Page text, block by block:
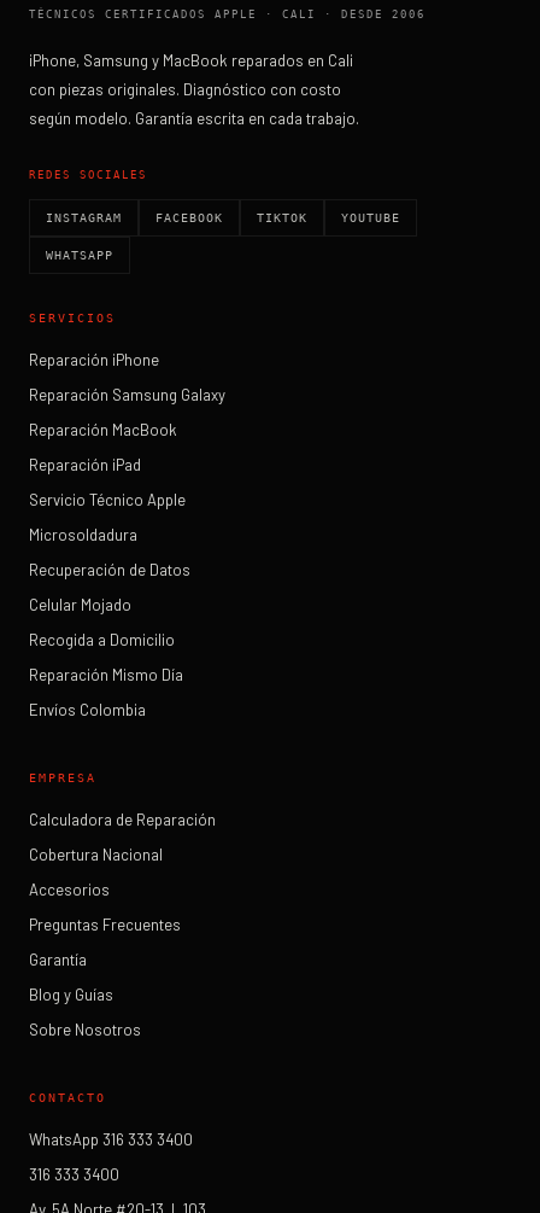
TÉCNICOS CERTIFICADOS APPLE · CALI · DESDE 2006
iPhone, Samsung y MacBook reparados en Cali
con piezas originales. Diagnóstico con costo
según modelo. Garantía escrita en cada trabajo.
REDES SOCIALES
INSTAGRAM FACEBOOK TIKTOK YOUTUBE
WHATSAPP
SERVICIOS
Reparación iPhone
Reparación Samsung Galaxy
Reparación MacBook
Reparación iPad
Servicio Técnico Apple
Microsoldadura
Recuperación de Datos
Celular Mojado
Recogida a Domicilio
Reparación Mismo Día
Envíos Colombia
EMPRESA
Calculadora de Reparación
Cobertura Nacional
Accesorios
Preguntas Frecuentes
Garantía
Blog y Guías
Sobre Nosotros
CONTACTO
WhatsApp 316 333 3400
316 333 3400